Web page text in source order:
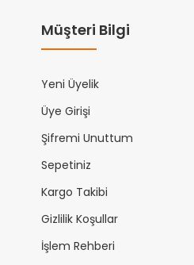
Müşteri Bilgi
Yeni Üyelik
Üye Girişi
Şifremi Unuttum
Sepetiniz
Kargo Takibi
Gizlilik Koşullar
İşlem Rehberi